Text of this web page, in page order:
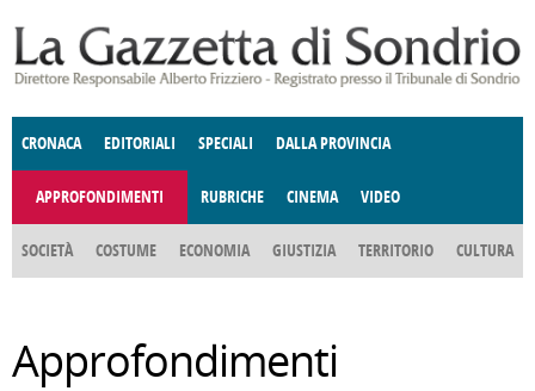
CRONACA EDITORIALI SPECIALI DALLA PROVINCIA
APPROFONDIMENTI
SOCIETÀ COSTUME ECONOMIA GIUSTIZIA TERRITORIO CULTURA
RUBRICHE
DELLE IDEE FATTI DELLO SPIRITO CCCVA
CINEMA VIDEO
Approfondimenti